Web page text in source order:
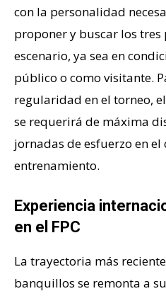
con la personalidad
proponer y buscar los
escenario, ya sea en
público o como visitante.
regularidad en el torneo,
se requerirá de máxima
jornadas de esfuerzo en el
entrenamiento.
Experiencia
en el FPC
La trayectoria más
banquillos se remonta a